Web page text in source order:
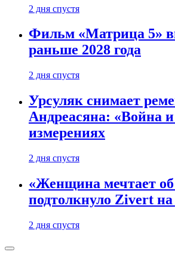
2 дня спустя
Фильм «Матрица 5»
раньше 2028 года
2 дня спустя
Урсуляк снимает
Андреасяна: «Война
измерениях
2 дня спустя
«Женщина мечтает
подтолкнуло Zivert
2 дня спустя